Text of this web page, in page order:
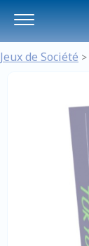
Jeux de Société >